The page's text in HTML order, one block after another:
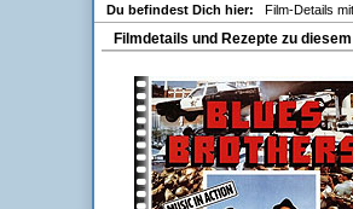
Du befindest Dich hier: Film-Details
Filmdetails und Rezepte zu diesem